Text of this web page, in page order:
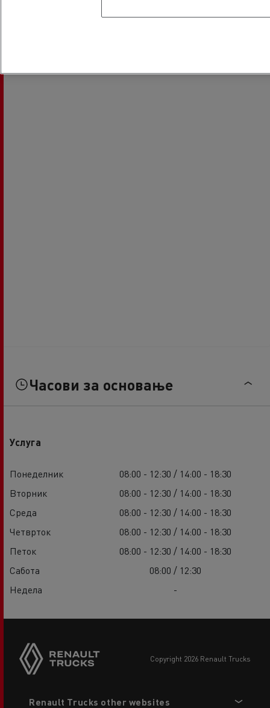
Часови за основање
Услуга
Понеделник
08:00 - 12:30 / 14:00 - 18:30
Вторник
08:00 - 12:30 / 14:00 - 18:30
Среда
08:00 - 12:30 / 14:00 - 18:30
Четврток
08:00 - 12:30 / 14:00 - 18:30
Петок
08:00 - 12:30 / 14:00 - 18:30
Сабота
08:00 / 12:30
Недела
-
copyright 2026 Renault Trucks
menu
Renault Trucks other websites